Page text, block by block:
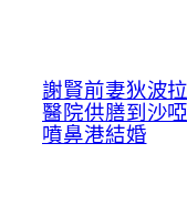
謝賢前妻狄波
醫院供膳到沙
噴鼻港結婚